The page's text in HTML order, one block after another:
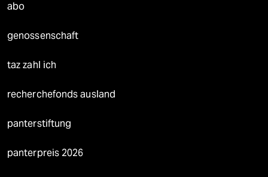
abo
genossenschaft
taz zahl ich
recherchefonds ausland
panterstiftung
panterpreis 2026